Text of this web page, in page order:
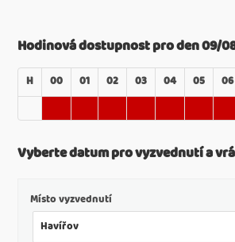
Hodinová dostupnost pro den 09/
H 00 01 02 03 04 05 06
Vyberte datum pro vyzvednutí a
Místo vyzvednutí